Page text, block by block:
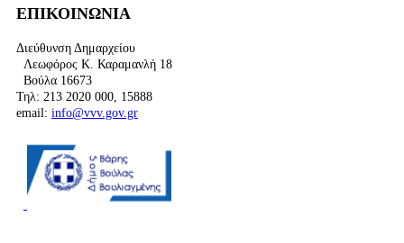
ΕΠΙΚΟΙΝΩΝΙΑ
Διεύθυνση Δημαρχείου
Λεωφόρος Κ. Καραμανλή 18
Βούλα 16673
Τηλ: 213 2020 000, 15888
email: info@vvv.gov.gr